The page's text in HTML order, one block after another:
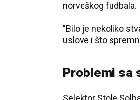
norveškog fudbala.
"Bilo je nekoliko
uslove i što
Problemi sa
Selektor Stole